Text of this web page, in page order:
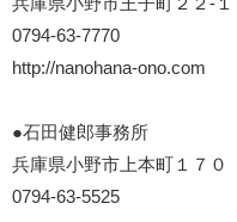
0794-63-7770
http://nanohana-ono.com
●石田健郎事務所
兵庫県小野市上本町１７０
0794-63-5525